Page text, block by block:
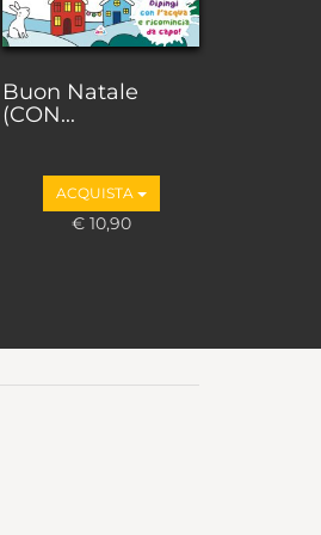
Buon Natale
(CON...
ACQUISTA
€ 10,90